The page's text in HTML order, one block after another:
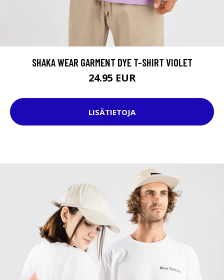
SHAKA WEAR GARMENT DYE T-SHIRT VIOLET
24.95 EUR
LISÄTIETOJA